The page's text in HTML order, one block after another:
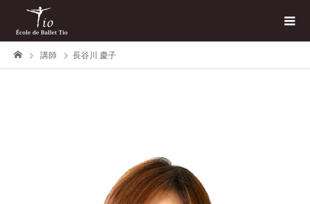
講師 長谷川 慶子